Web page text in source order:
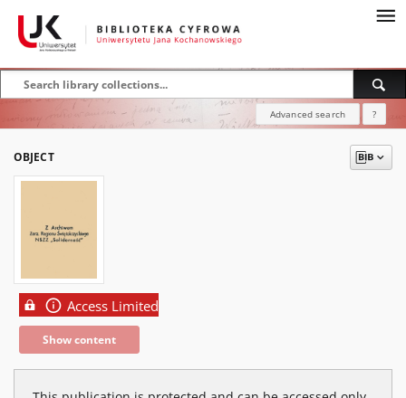
Advanced search ?
OBJECT
Access Limited
Show content